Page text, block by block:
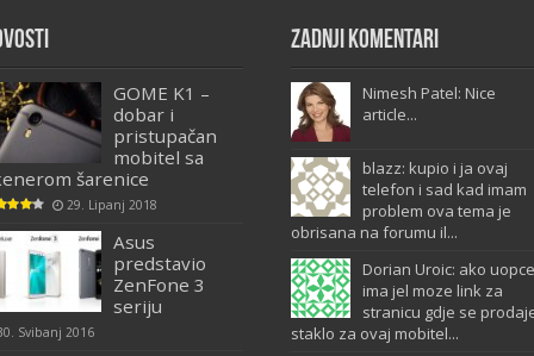
GOME K1 –
dobar i
pristupačan
mobitel sa
šarenice
29. Lipanj 2018
Asus
predstavio
ZenFone 3
seriju
Svibanj 2016
Zadnji komentari
Nimesh Patel: Nice
article...
blazz: kupio i ja ovaj
telefon i sad kad imam
problem ova tema je
obrisana na forumu il...
Dorian Uroic: ako uopce
ima jel moze link za
stranicu gdje se
staklo za ovaj mobitel...